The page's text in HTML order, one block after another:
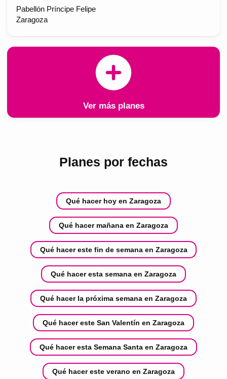
Pabellón Príncipe Felipe
Zaragoza
Ver más planes
Planes por fechas
Qué hacer hoy en Zaragoza
Qué hacer mañana en Zaragoza
Qué hacer este fin de semana en Zaragoza
Qué hacer esta semana en Zaragoza
Qué hacer la próxima semana en Zaragoza
Qué hacer este San Valentín en Zaragoza
Qué hacer esta Semana Santa en Zaragoza
Qué hacer este verano en Zaragoza